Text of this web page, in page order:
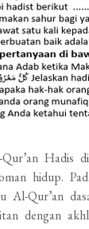
Hadis
hidup.
Al-Qur’an
dengan